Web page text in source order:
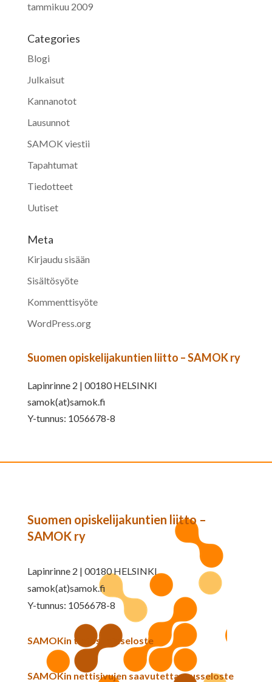
tammikuu 2009
Categories
Blogi
Julkaisut
Kannanotot
Lausunnot
SAMOK viestii
Tapahtumat
Tiedotteet
Uutiset
Meta
Kirjaudu sisään
Sisältösyöte
Kommenttisyöte
WordPress.org
Suomen opiskelijakuntien liitto – SAMOK ry
Lapinrinne 2 | 00180 HELSINKI
samok(at)samok.fi
Y-tunnus: 1056678-8
Suomen opiskelijakuntien liitto –
SAMOK ry
Lapinrinne 2 | 00180 HELSINKI
samok(at)samok.fi
Y-tunnus: 1056678-8
SAMOKin tietosuojaseloste
SAMOKin nettisivujen saavutettavuusseloste